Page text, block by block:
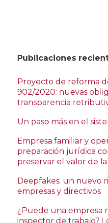
Publicaciones
Proyecto de reforma
902/2020: nuevas
transparencia
Un paso más en el
Empresa familiar y
preparación jurídica
preservar el valor de
Deepfakes: un nuevo
empresas y directivos
¿Puede una empresa
inspector de trabajo?